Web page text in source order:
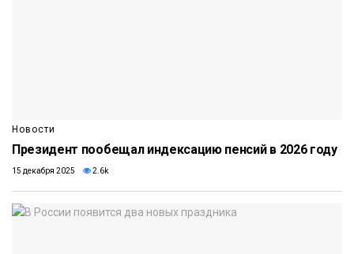
Новости
Президент пообещал индексацию пенсий в 2026 году
15 декабря 2025 2.6k